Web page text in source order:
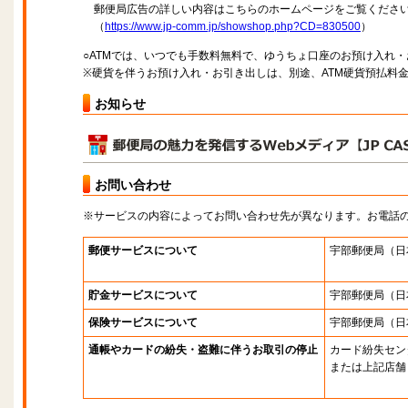
郵便局広告の詳しい内容はこちらのホームページをご覧くださ
（ https://www.jp-comm.jp/showshop.php?CD=830500）
○ATMでは、いつでも手数料無料で、ゆうちょ口座のお預け入れ
※硬貨を伴うお預け入れ・お引き出しは、別途、ATM硬貨預払料
お知らせ
お問い合わせ
※サービスの内容によってお問い合わせ先が異なります。お電話
郵便サービスについて 宇部郵便局 （
貯金サービスについて 宇部郵便局 （
保険サービスについて 宇部郵便局 （
通帳やカードの紛失・盗難に伴うお取引の停止
カード紛失セ
または上記店舗